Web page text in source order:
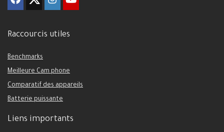
Raccourcis utiles
Benchmarks
Meilleure Cam phone
Comparatif des appareils
Batterie puissante
Liens importants